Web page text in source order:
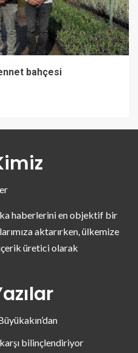
bahçesi
haberlerini en objektif bir
aktarırken, ülkemize
üretici olarak
bilinçlendiriyor